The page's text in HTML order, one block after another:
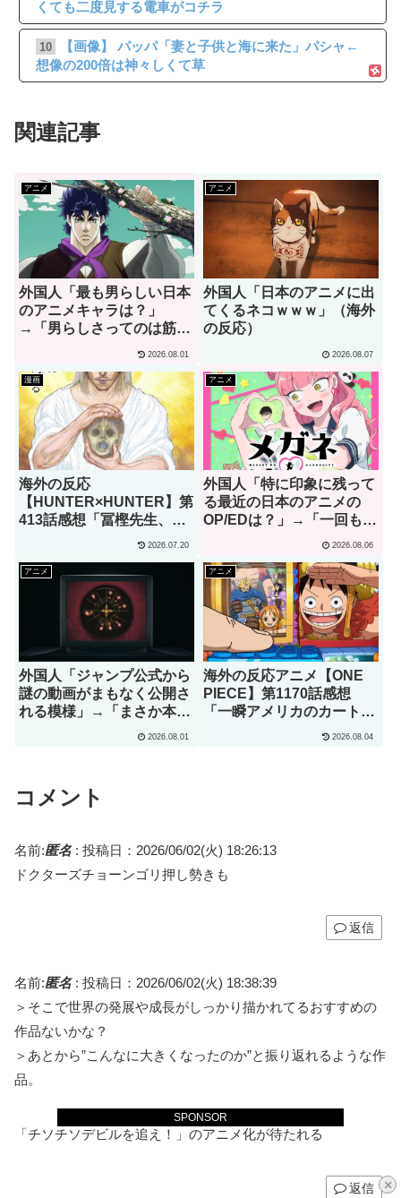
×
SPONSOR
くても二度見する電車がコチラ
10
【画像】 パッパ「妻と子供と海に来た」パシャ←
想像の200倍は神々しくて草
関連記事
アニメ
外国人「最も男らしい日本
のアニメキャラは？」
→「男らしさってのは筋肉
じゃない」（海外の反応）
2026.08.01
アニメ
外国人「日本のアニメに出
てくるネコｗｗｗ」（海外
の反応）
2026.08.07
漫画
海外の反応
【HUNTER×HUNTER】第
413話感想「冨樫先生、あ
なたこそが本物の天才で2026.07.20
アニメ
外国人「特に印象に残って
る最近の日本のアニメの
OP/EDは？」→「一回も飛
2026.08.06
アニメ
外国人「ジャンプ公式から
謎の動画がまもなく公開さ
れる模様」→「まさか本当
2026.08.01
アニメ
海外の反応アニメ【ONE
PIECE】第1170話感想
「一瞬アメリカのカートゥ
ーンでも見てるのかと思っ
2026.08.04
コメント
名前:匿名: 投稿日：2026/06/02(火) 18:26:13
ドクターズチョーンゴリ押し勢きも
返信
名前:匿名: 投稿日：2026/06/02(火) 18:38:39
＞そこで世界の発展や成長がしっかり描かれてるおすすめの
作品ないかな？
＞あとから”こんなに大きくなったのか”と振り返れるような作
品。
「チソチソデビルを追え！」のアニメ化が待たれる
返信